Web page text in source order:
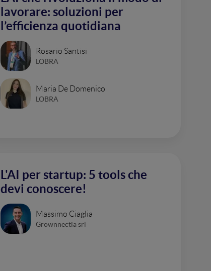
lavorare: soluzioni per
l’efficienza quotidiana
Rosario Santisi
LOBRA
Maria De Domenico
LOBRA
L'AI per startup: 5 tools che
devi conoscere!
Massimo Ciaglia
Grownnectia srl